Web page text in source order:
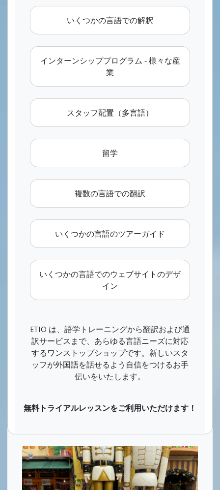
いくつかの言語での解釈
インターンシッププログラム - 様々な産
業
スタッフ配置（多言語）
留学
複数の言語での翻訳
いくつかの言語のツアーガイド
いくつかの言語でのウェブサイトのデザ
イン
ETIO は、語学トレーニングから翻訳および通
訳サービスまで、あらゆる言語ニーズに対応
するワンストップショップです。新しいスタ
ッフが外国語を話せるよう自信をつけるお手
伝いをいたします。
無料トライアルレッスンをご利用いただけます！